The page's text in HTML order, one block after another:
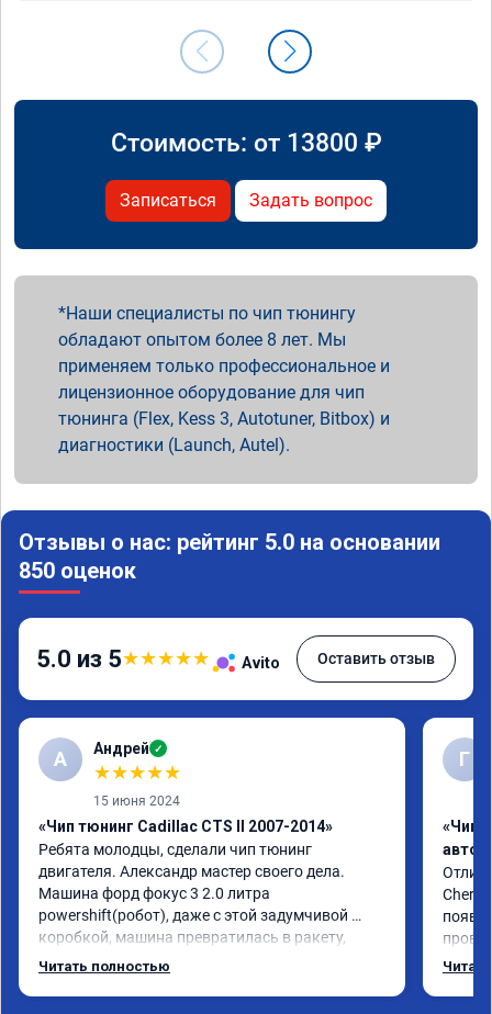
Стоимость: от 13800 ₽
Записаться Задать вопрос
Наши специалисты по чип тюнингу
обладают опытом более 8 лет. Мы
применяем только профессиональное и
лицензионное оборудование для чип
тюнинга (Flex, Kess 3, Autotuner, Bitbox) и
диагностики (Launch, Autel).
Отзывы о нас: рейтинг 5.0 на основании
850 оценок
5.0 из 5★★★★★ Avito Оставить отзыв
А Андрей ✓
★★★★★
15 июня 2024
«Чип тюнинг Cadillac CTS II 2007-2014»
Ребята молодцы, сделали чип тюнинг
двигателя. Александр мастер своего дела.
Машина форд фокус 3 2.0 литра
powershift(робот), даже с этой задумчивой
коробкой, машина превратилась в ракету,
даже страшно от такого ускорения, динамика
Читать полностью
Г
«Чип
Chery